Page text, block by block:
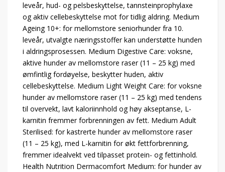
leveår, hud- og pelsbeskyttelse, tannsteinprophylaxe
og aktiv cellebeskyttelse mot for tidlig aldring. Medium
Ageing 10+: for mellomstore seniorhunder fra 10.
leveår, utvalgte næringsstoffer kan understøtte hunden
i aldringsprosessen. Medium Digestive Care: voksne,
aktive hunder av mellomstore raser (11 – 25 kg) med
ømfintlig fordøyelse, beskytter huden, aktiv
cellebeskyttelse. Medium Light Weight Care: for voksne
hunder av mellomstore raser (11 – 25 kg) med tendens
til overvekt, lavt kaloriinnhold og høy akseptanse, L-
karnitin fremmer forbrenningen av fett. Medium Adult
Sterilised: for kastrerte hunder av mellomstore raser
(11 – 25 kg), med L-karnitin for økt fettforbrenning,
fremmer idealvekt ved tilpasset protein- og fettinhold.
Health Nutrition Dermacomfort Medium: for hunder av